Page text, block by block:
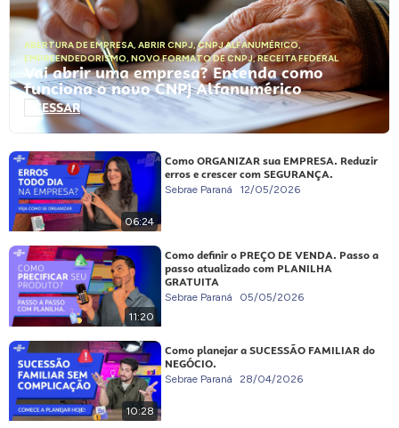
ABERTURA DE EMPRESA, ABRIR CNPJ,CNPJ ALFANUMÉRICO,
EMPREENDEDORISMO, NOVO FORMATO DE CNPJ,RECEITA FEDERAL
Vai abrir uma empresa? Entenda como
funciona o novo CNPJ Alfanumérico
ACESSAR
06:24
Como ORGANIZAR sua EMPRESA. Reduzir
erros e crescer com SEGURANÇA.
Sebrae Paraná 12/05/2026
11:20
Como definir o PREÇO DE VENDA. Passo a
passo atualizado com PLANILHA
GRATUITA
Sebrae Paraná 05/05/2026
10:28
Como planejar a SUCESSÃO FAMILIAR do
NEGÓCIO.
Sebrae Paraná 28/04/2026